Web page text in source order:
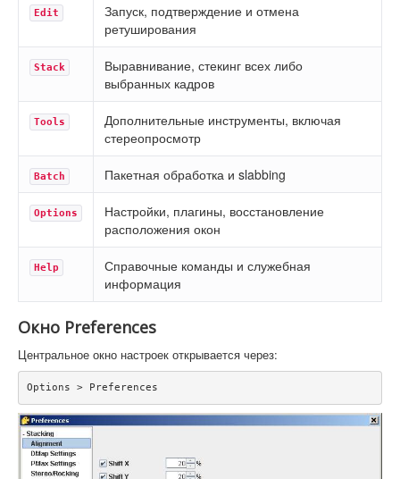
Edit
Запуск, подтверждение и отмена
ретуширования
Stack
Выравнивание, стекинг всех либо
выбранных кадров
Tools
Дополнительные инструменты, включая
стереопросмотр
Batch Пакетная обработка и slabbing
Options
Настройки, плагины, восстановление
расположения окон
Help
Справочные команды и служебная
информация
Окно Preferences
Центральное окно настроек открывается через:
Options > Preferences